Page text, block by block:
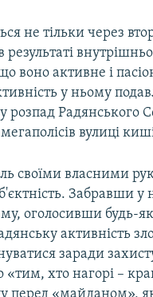
не тільки через
результаті
воно активне і
у ньому
розпад Радянського
вулиці
своїми власними
Забравши
оголосивши будь-
активність
заради
«тим, хто нагорі –